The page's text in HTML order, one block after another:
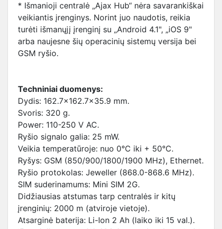
* Išmanioji centralė „Ajax Hub“ nėra savarankiškai
veikiantis įrenginys. Norint juo naudotis, reikia
turėti išmanųjį įrenginį su „Android 4.1", „iOS 9"
arba naujesne šių operacinių sistemų versija bei
GSM ryšio.
Techniniai duomenys:
Dydis: 162.7x162.7x35.9 mm.
Svoris: 320 g.
Power: 110-250 V AC.
Ryšio signalo galia: 25 mW.
Veikia temperatūroje: nuo 0°C iki + 50°C.
Ryšys: GSM (850/900/1800/1900 MHz), Ethernet.
Ryšio protokolas: Jeweller (868.0-868.6 MHz).
SIM suderinamums: Mini SIM 2G.
Didžiausias atstumas tarp centralės ir kitų
įrenginių: 2000 m (atviroje vietoje).
Atsarginė baterija: Li-Ion 2 Ah (laiko iki 15 val.).